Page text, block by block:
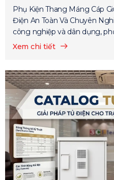
Phụ Kiện Thang Máng Cáp
Điện An Toàn Và Chuyên
công nghiệp và dân dụng,
Xem chi tiết